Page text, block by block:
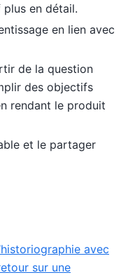
en détail.
en lien avec
de la question
des objectifs
rendant le produit
et le partager
avec
sur une